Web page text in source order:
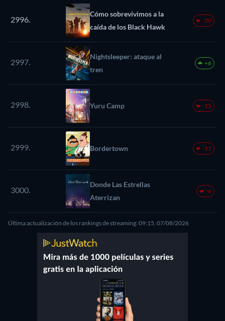
2996.
Cómo sobrevivimos a la
caída de los Black Hawk
-20
2997.
Nightsleeper: ataque al
tren
+6
2998. Yuru Camp -15
2999. Bordertown -11
3000.
Donde Las Estrellas
Aterrizan
-6
Última actualización de los rankings de streaming: 09:15, 07/08/2026